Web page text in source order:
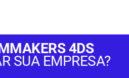
4DS
SUA EMPRESA?